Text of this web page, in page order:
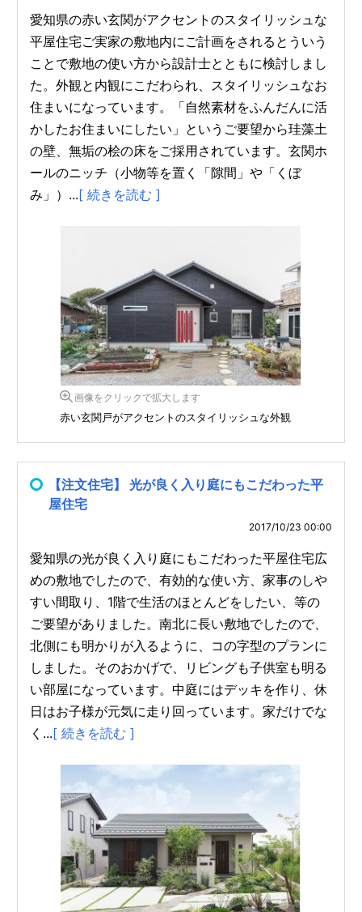
愛知県の赤い玄関がアクセントのスタイリッシュな
平屋住宅ご実家の敷地内にご計画をされるとういう
ことで敷地の使い方から設計士とともに検討しまし
た。外観と内観にこだわられ、スタイリッシュなお
住まいになっています。「自然素材をふんだんに活
かしたお住まいにしたい」というご要望から珪藻土
の壁、無垢の桧の床をご採用されています。玄関ホ
ールのニッチ（小物等を置く「隙間」や「くぼ
み」）...[ 続きを読む ]
画像をクリックで拡大します
赤い玄関戸がアクセントのスタイリッシュな外観
【注文住宅】 光が良く入り庭にもこだわった平
屋住宅
2017/10/23 00:00
愛知県の光が良く入り庭にもこだわった平屋住宅広
めの敷地でしたので、有効的な使い方、家事のしや
すい間取り、1階で生活のほとんどをしたい、等の
ご要望がありました。南北に長い敷地でしたので、
北側にも明かりが入るように、コの字型のプランに
しました。そのおかげで、リビングも子供室も明る
い部屋になっています。中庭にはデッキを作り、休
日はお子様が元気に走り回っています。家だけでな
く...[ 続きを読む ]